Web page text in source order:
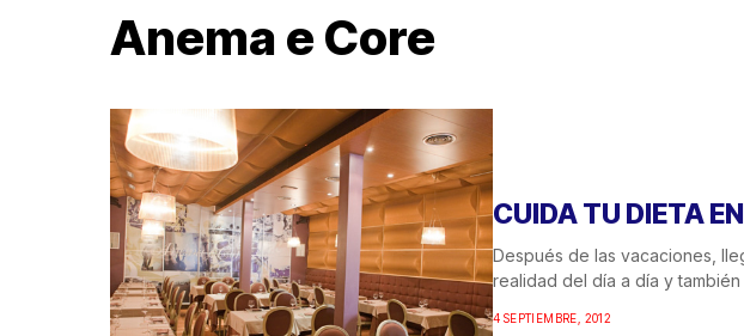
Anema e Core
CUIDA TU DIETA
Después de las vacaciones,
realidad del día a día y
4 SEPTIEMBRE, 2012